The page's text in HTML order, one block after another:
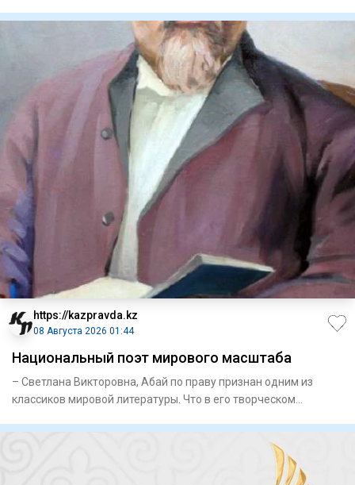
https://kazpravda.kz
08 Августа 2026 01:44
Национальный поэт мирового масштаба
– Светлана Викторовна, Абай по праву признан одним из
классиков мировой литературы. Что в его творческом